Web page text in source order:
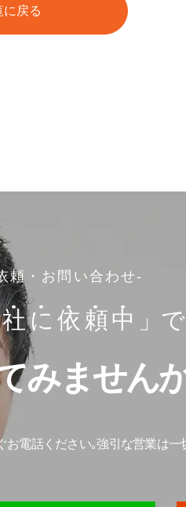
に戻る
頼・お問い合わせ-
社 に 依 頼 中 」
みません
お電話ください｡強引な営業は一